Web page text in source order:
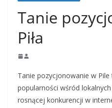
Tanie
Piła
Tanie pozycjonowanie w
popularności wśród
rosnącej konkurencji w